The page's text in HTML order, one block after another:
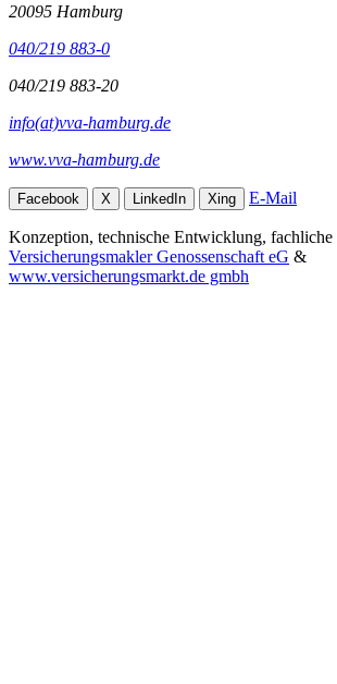
20095 Hamburg
040/219 883-0
040/219 883-20
info(at)vva-hamburg.de
www.vva-hamburg.de
Facebook X LinkedIn Xing E-Mail
Konzeption, technische Entwicklung, fachliche
Versicherungsmakler Genossenschaft eG &
www.versicherungsmarkt.de gmbh